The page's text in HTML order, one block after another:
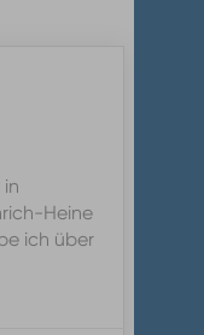
Heine
ich über